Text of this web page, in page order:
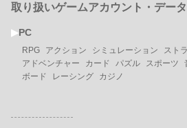
取り扱いゲームアカウント・デー
▶︎PC
RPG アクション シミュレーション
スト
アドベンチャー
カード パズル スポーツ
ボード
レーシング カジノ